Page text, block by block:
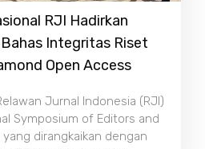
RJI Hadirkan
Integritas Riset
Open Access
Jurnal Indonesia (RJI)
Symposium of Editors and
dirangkaikan dengan